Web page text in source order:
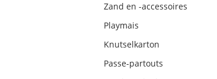
Zand en -accessoires
Playmais
Knutselkarton
Passe-partouts